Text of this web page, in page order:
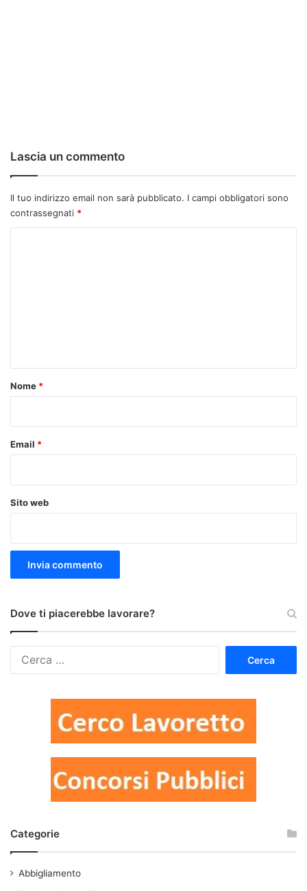
Lascia un commento
Il tuo indirizzo email non sarà pubblicato. I campi obbligatori sono
contrassegnati *
o
Nome *
Email *
Sito web
Dove ti piacerebbe lavorare?
Categorie
Abbigliamento